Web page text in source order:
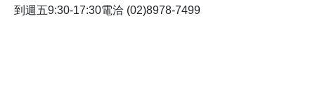
到週五9:30-17:30電洽 (02)8978-7499